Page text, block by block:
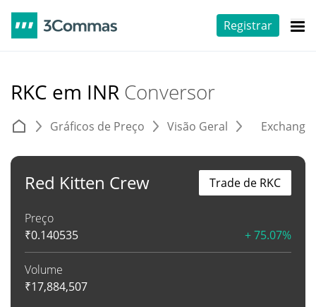
Registrar
RKC em INR Conversor
Gráficos de Preço Visão Geral
Red Kitten Crew
Preço
₹0.140535 + 75.07%
Volume
₹17,884,507
Trade de RKC